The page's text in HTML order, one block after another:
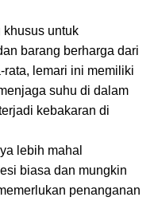
khusus untuk
barang berharga dari
lemari ini memiliki
suhu di dalam
kebakaran di
lebih mahal
biasa dan mungkin
penanganan